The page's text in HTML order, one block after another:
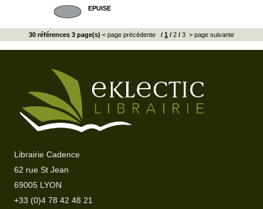
EPUISE
30 références 3 page(s) < page précédente / 1 / 2 / 3 > page suivante
Librairie Cadence
62 rue St Jean
69005 LYON
+33 (0)4 78 42 48 21